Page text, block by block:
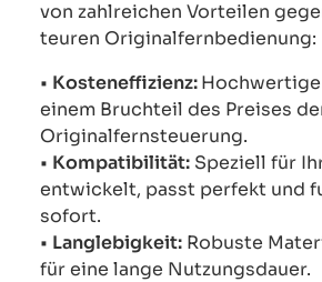
von zahlreichen Vorteilen
teuren Originalfernbedienung:
• Kosteneffizienz:
einem Bruchteil des Preises
Originalfernsteuerung.
• Kompatibilität: Speziell für
entwickelt, passt perfekt und
sofort.
• Langlebigkeit: Robuste
für eine lange Nutzungsdauer.